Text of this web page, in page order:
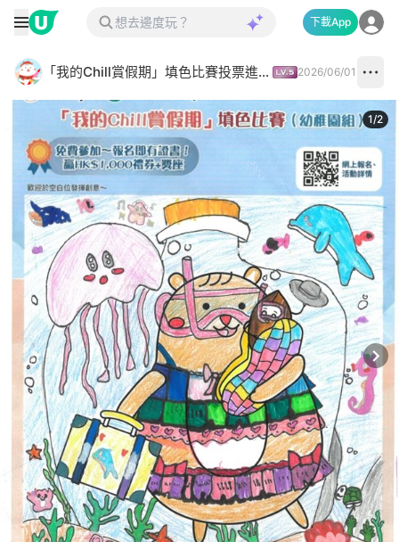
下載App
「我的Chill賞假期」填色比賽投票進行中✅ 2026/06/01
1/2